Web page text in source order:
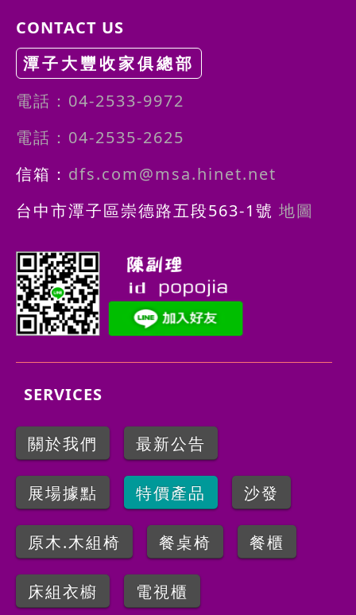
CONTACT US
潭子大豐收家俱總部
電話：04-2533-9972
電話：04-2535-2625
信箱： dfs.com@msa.hinet.net
台中市潭子區崇德路五段563-1號 地圖
SERVICES
關於我們 最新公告
展場據點 特價產品 沙發
原木.木組椅 餐桌椅 餐櫃
床組衣櫥 電視櫃